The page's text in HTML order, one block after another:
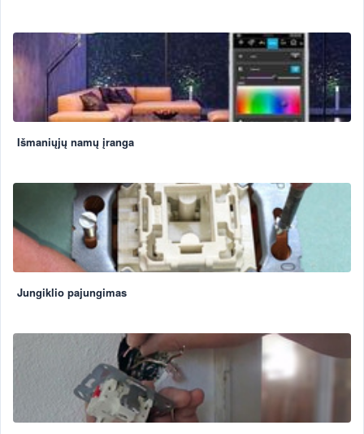
Išmaniųjų namų įranga
Jungiklio pajungimas